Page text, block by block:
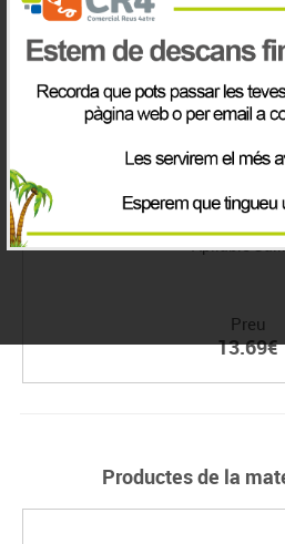
Apilable
Preu
13.69€
Productes de la